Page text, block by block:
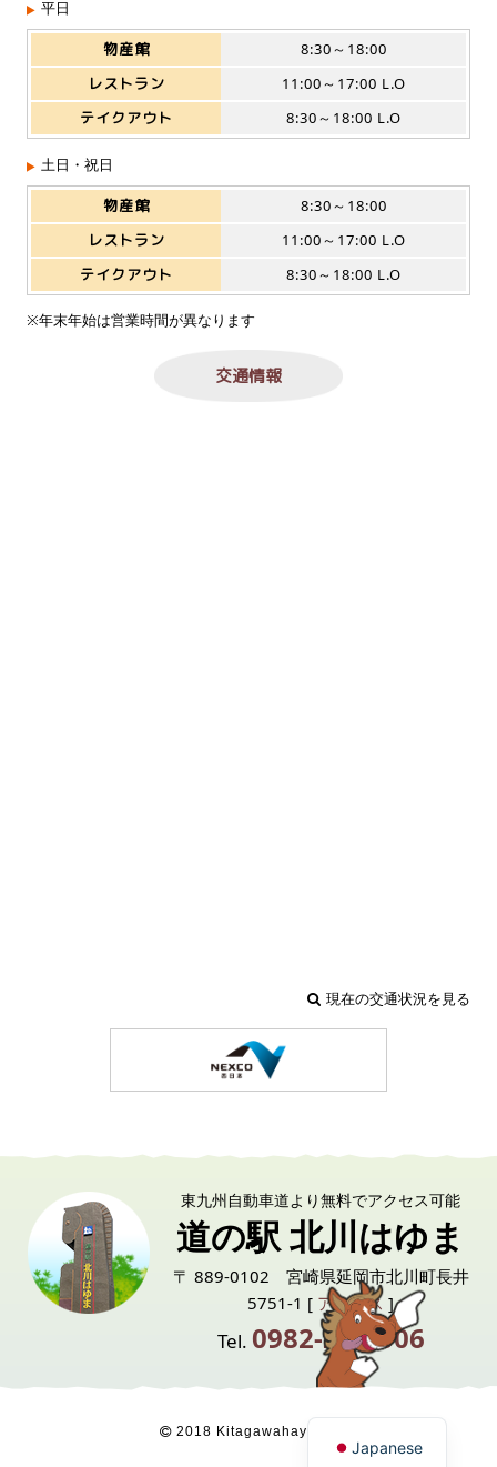
平日
物産館
8:30～18:00
レストラン
11:00～17:00 L.O
テイクアウト
8:30～18:00 L.O
土日・祝日
物産館
8:30～18:00
レストラン
11:00～17:00 L.O
テイクアウト
8:30～18:00 L.O
※年末年始は営業時間が異なります
交通情報
現在の交通状況を見る
東九州自動車道より無料でアクセス可能
道の駅 北川はゆま
〒 889-0102 宮崎県延岡市北川町長井
5751-1 [ アクセス ]
Tel. 0982-24-6006
2018 Kitagawahayuma
Japanese